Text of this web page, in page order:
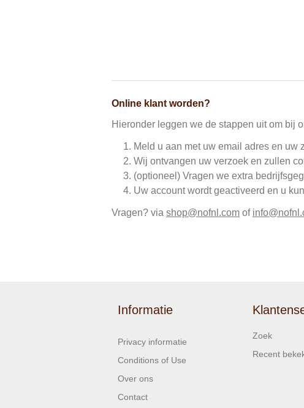
Online klant worden?
Hieronder leggen we de stappen uit om bij
Meld u aan met uw email adres en uw
Wij ontvangen uw verzoek en zullen
(optioneel) Vragen we extra
Uw account wordt geactiveerd en u
Vragen? via shop@nofnl.com of
Informatie
Privacy informatie
Conditions of Use
Over ons
Contact
Zoek
Recent